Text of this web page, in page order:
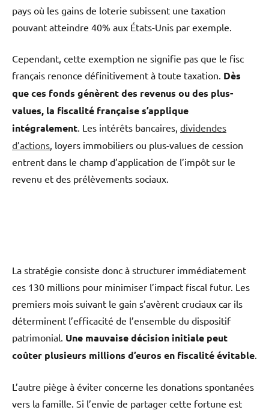
pays où les gains de loterie subissent une taxation
pouvant atteindre 40% aux États-Unis par exemple.
Cependant, cette exemption ne signifie pas que le fisc
français renonce définitivement à toute taxation. Dès
que ces fonds génèrent des revenus ou des plus-
values, la fiscalité française s’applique
intégralement . Les intérêts bancaires, dividendes
d’actions , loyers immobiliers ou plus-values de cession
entrent dans le champ d’application de l’impôt sur le
revenu et des prélèvements sociaux.
La stratégie consiste donc à structurer immédiatement
ces 130 millions pour minimiser l’impact fiscal futur. Les
premiers mois suivant le gain s’avèrent cruciaux car ils
déterminent l’efficacité de l’ensemble du dispositif
patrimonial. Une mauvaise décision initiale peut
coûter plusieurs millions d’euros en fiscalité évitable
L’autre piège à éviter concerne les donations spontanées
vers la famille. Si l’envie de partager cette fortune est